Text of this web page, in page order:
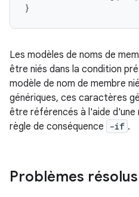
Les modèles de noms de
être niés dans la condition
modèle de nom de membre
génériques, ces caractères
être référencés à l'aide
règle de conséquence
-if .
Problèmes résolus